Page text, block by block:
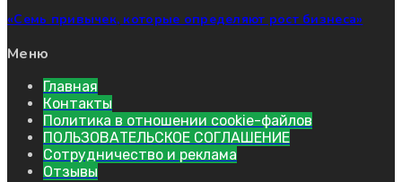
«Семь привычек, которые определяют рост бизнеса»
Меню
Главная
Контакты
Политика в отношении cookie-файлов
ПОЛЬЗОВАТЕЛЬСКОЕ СОГЛАШЕНИЕ
Сотрудничество и реклама
Отзывы